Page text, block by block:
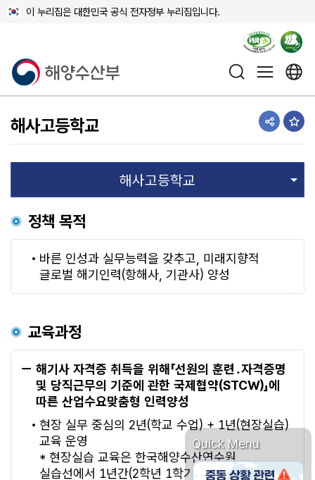
이 누리집은 대한민국 공식 전자정부 누리집입니다.
해양수산부
해사고등학교 공유하
즐
정책 목적
바른 인성과 실무능력을 갖추고, 미래지향적
글로벌 해기인력(항해사, 기관사) 양성
교육과정
해기사 자격증 취득을 위해「선원의 훈련․자격증명
및 당직근무의 기준에 관한 국제협약(STCW)」에
따른 산업수요맞춤형 인력양성
현장 실무 중심의 2년(학교 수업) + 1년(현장실습)
교육 운영
* 현장실습 교육은 한국해양수산연수원
실습선에서 1년간(2학년 1학기, 3학년 2학기)
Quick Menu
중동 상황관련 선원 비